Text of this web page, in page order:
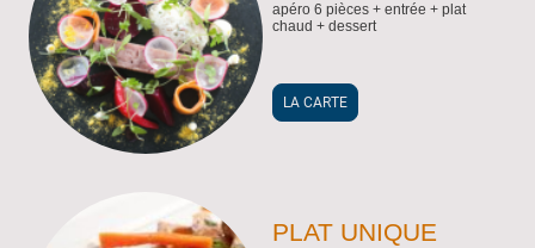
apéro 6 pièces + entrée + plat
chaud + dessert
LA CARTE
PLAT UNIQUE